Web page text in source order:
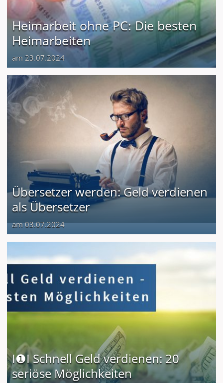
Heimarbeit ohne PC: Die besten
Heimarbeiten
am 23.07.2024
Übersetzer werden: Geld verdienen
als Übersetzer
am 03.07.2024
I❶I Schnell Geld verdienen: 20
seriöse Möglichkeiten